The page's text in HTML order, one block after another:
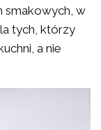
smakowych, w
tych, którzy
a nie